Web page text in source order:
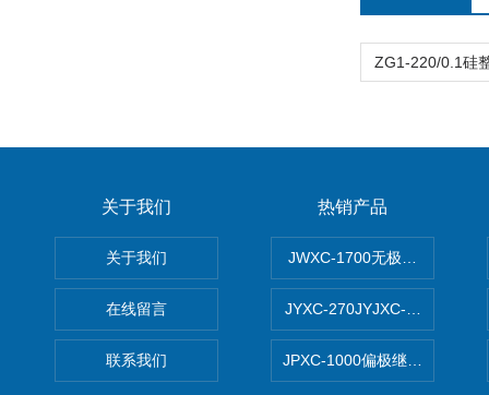
关于我们
关于我们
在线留言
联系我们
热销产品
JWXC-1700无极继电器
JYXC-270JYJXC-135/220
JPXC-1000偏极继电器 南铁